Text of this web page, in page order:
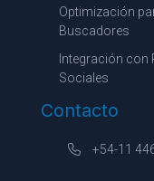
Optimización
Buscadores
Integración con
Sociales
Contacto
+54-11